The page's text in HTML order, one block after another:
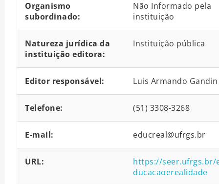
Organismo
subordinado:
Não Informado pela
instituição
Natureza jurídica da
instituição editora:
Instituição pública
Editor responsável: Luis Armando Gandin
Telefone: (51) 3308-3268
E-mail: educreal@ufrgs.br
URL:
https://seer.ufrgs.br/
ducacaoerealidade